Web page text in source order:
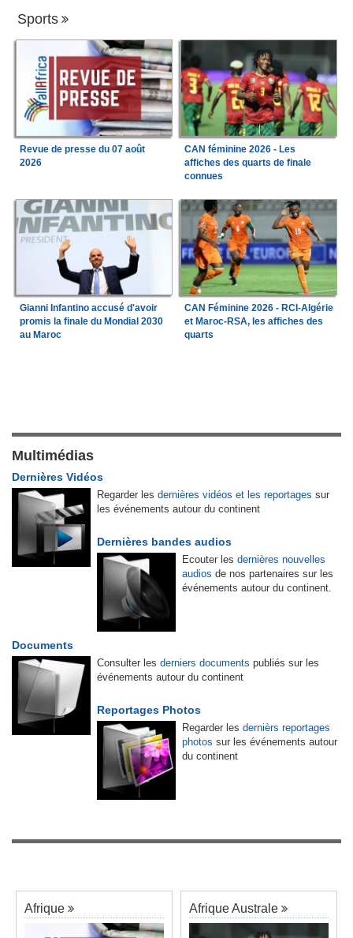
Sports
Revue de presse du 07 août
2026
CAN féminine 2026 - Les
affiches des quarts de finale
connues
Gianni Infantino accusé d'avoir
promis la finale du Mondial 2030
au Maroc
CAN Féminine 2026 - RCI-Algérie
et Maroc-RSA, les affiches des
quarts
Multimédias
Dernières Vidéos
Regarder les dernières vidéos et les reportages sur
les événements autour du continent
Dernières bandes audios
Ecouter les dernières nouvelles
audios de nos partenaires sur les
événements autour du continent.
Documents
Consulter les derniers documents publiés sur les
événements autour du continent
Reportages Photos
Regarder les dernièrs reportages
photos sur les événements autour
du continent
Afrique Afrique Australe